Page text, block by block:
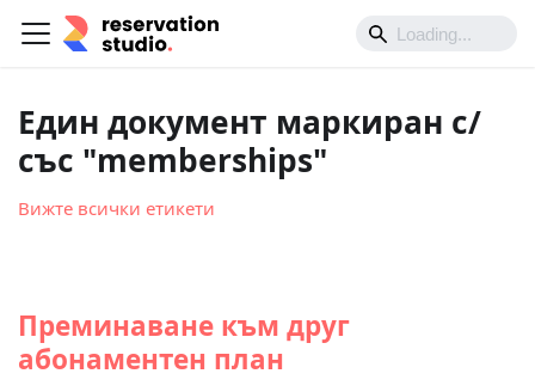
Един документ маркиран с/
със "memberships"
Вижте всички етикети
Преминаване към друг
абонаментен план